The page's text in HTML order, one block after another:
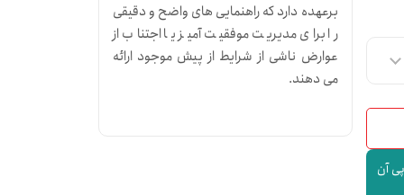
آن
برعهده دارد که راهنمایی های واضح و دقیقی
را برای مدیریت موفقیت آمیز یا اجتناب از
عوارض ناشی از شرایط از پیش موجود ارائه
می دهند.